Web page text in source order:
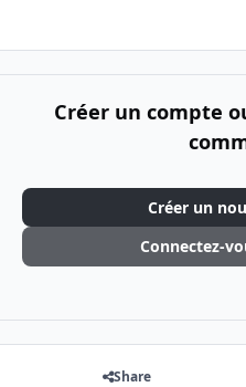
Créer un compte
Créer un
Connectez-
Share